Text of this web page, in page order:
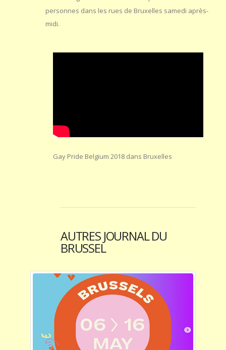
personnes dans les rues de Bruxelles samedi après-
midi.
Gay Pride Belgium 2018 dans Bruxelles
AUTRES JOURNAL DU
BRUSSEL